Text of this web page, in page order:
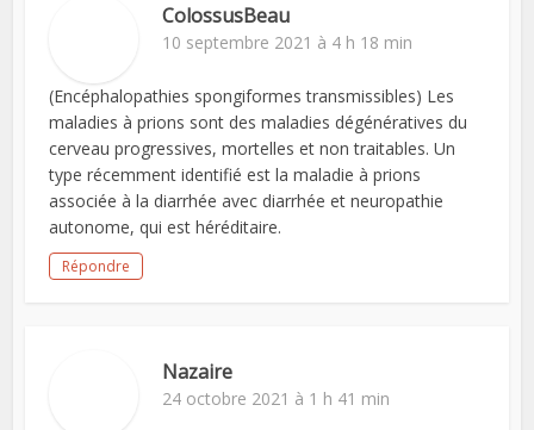
ColossusBeau
10 septembre 2021 à 4 h 18 min
(Encéphalopathies spongiformes transmissibles) Les
maladies à prions sont des maladies dégénératives du
cerveau progressives, mortelles et non traitables. Un
type récemment identifié est la maladie à prions
associée à la diarrhée avec diarrhée et neuropathie
autonome, qui est héréditaire.
Répondre
Nazaire
24 octobre 2021 à 1 h 41 min